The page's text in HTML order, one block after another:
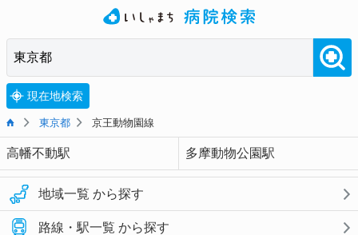
現在地検索
東京都 京王動物園線
高幡不動駅 多摩動物公園駅
地域一覧 から探す
路線・駅一覧 から探す